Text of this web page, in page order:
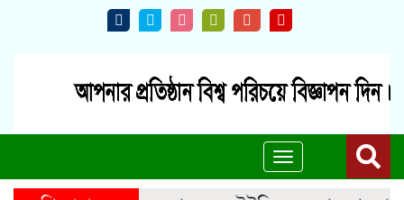
Toggle
navigation